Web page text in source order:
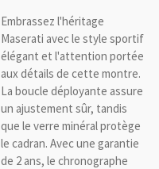
Embrassez l'héritage
Maserati avec le style sportif
élégant et l'attention portée
aux détails de cette montre.
La boucle déployante assure
un ajustement sûr, tandis
que le verre minéral protège
le cadran. Avec une garantie
de 2 ans, le chronographe